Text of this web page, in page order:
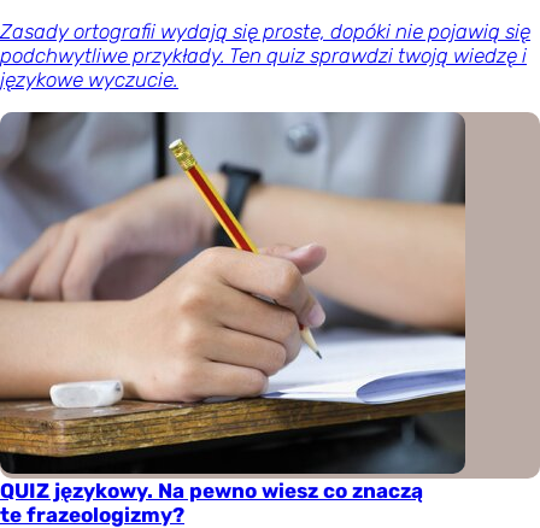
Zasady ortografii wydają się proste, dopóki nie pojawią się
podchwytliwe przykłady. Ten quiz sprawdzi twoją wiedzę i
językowe wyczucie.
QUIZ językowy. Na pewno wiesz co znaczą
te frazeologizmy?